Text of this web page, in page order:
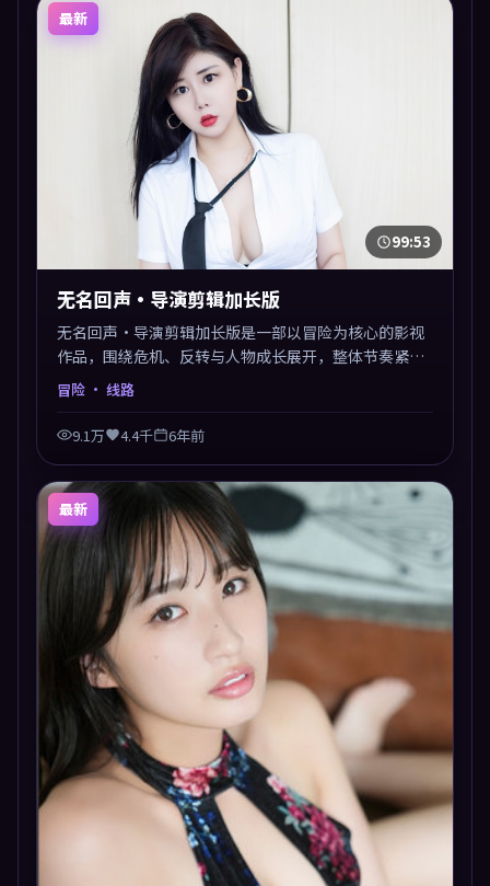
最新
99:53
无名回声·导演剪辑加长版
无名回声·导演剪辑加长版是一部以冒险为核心的影视
作品，围绕危机、反转与人物成长展开，整体节奏紧
凑，值得推荐观看。
冒险 · 线路
9.1万 4.4千 6年前
最新